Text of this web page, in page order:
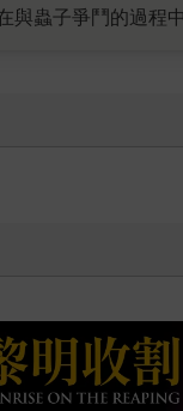
蟲子爭鬥的過程
元素融合進了人
界。人類首次真正
懼感將推至極致
傳】